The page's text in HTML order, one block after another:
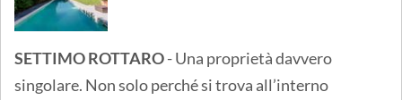
SETTIMO ROTTARO- Una proprietà davvero
singolare. Non solo perché si trova all’interno